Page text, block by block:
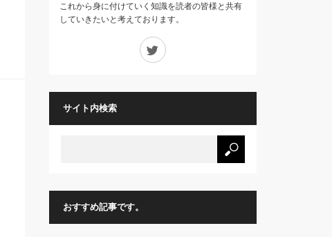
これから身に付けていく知識を読者の皆様と共有
していきたいと考えております。
サイト内検索
おすすめ記事です。